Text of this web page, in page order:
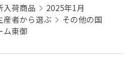
入荷商品
2025年1月
産者から選ぶ
その他の国
ム東御